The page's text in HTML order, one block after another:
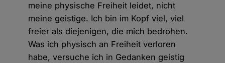
meine physische Freiheit leidet, nicht
meine geistige. Ich bin im Kopf viel, viel
freier als diejenigen, die mich bedrohen.
Was ich physisch an Freiheit verloren
habe, versuche ich in Gedanken geistig